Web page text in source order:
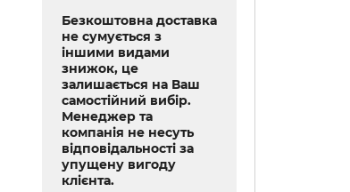
Безкоштовна доставка
не сумується з
іншими видами
знижок, це
залишається на Ваш
самостійний вибір.
Менеджер та
компанія не несуть
відповідальності за
упущену вигоду
клієнта.